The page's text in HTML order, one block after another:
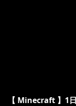
【 Minecraft 】1